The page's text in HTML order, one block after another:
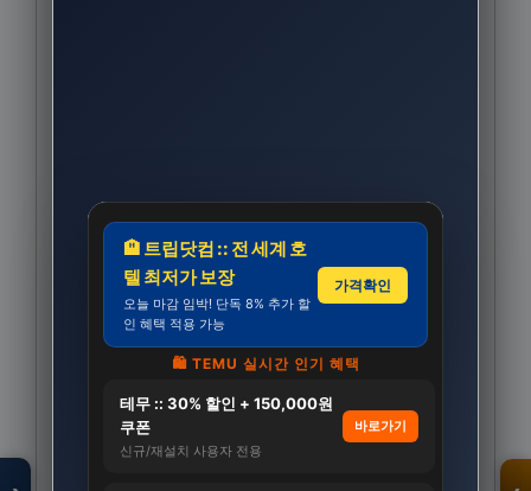
🏨 트립닷컴 :: 전 세계 호
텔 최저가 보장
오늘 마감 임박! 단독 8% 추가 할
인 혜택 적용 가능
가격확인
🛍️ TEMU 실시간 인기 혜택
테무 :: 30% 할인 + 150,000원
쿠폰
신규/재설치 사용자 전용
바로가기